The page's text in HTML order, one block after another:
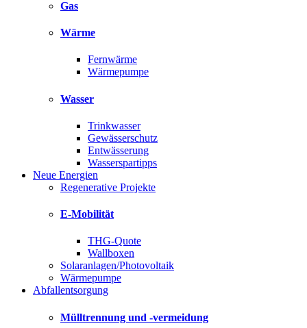
Gas
Wärme
Fernwärme
Wärmepumpe
Wasser
Trinkwasser
Gewässerschutz
Entwässerung
Wasserspartipps
Neue Energien
Regenerative Projekte
E-Mobilität
THG-Quote
Wallboxen
Solaranlagen/Photovoltaik
Wärmepumpe
Abfallentsorgung
Mülltrennung und -vermeidung